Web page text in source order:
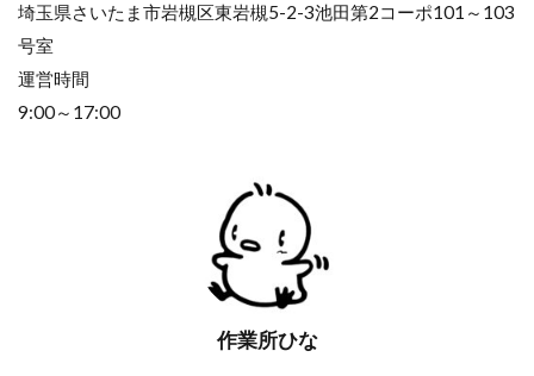
埼玉県さいたま市岩槻区東岩槻5-2-3池田第2コーポ101～103
号室
運営時間
9:00～17:00
作業所ひな